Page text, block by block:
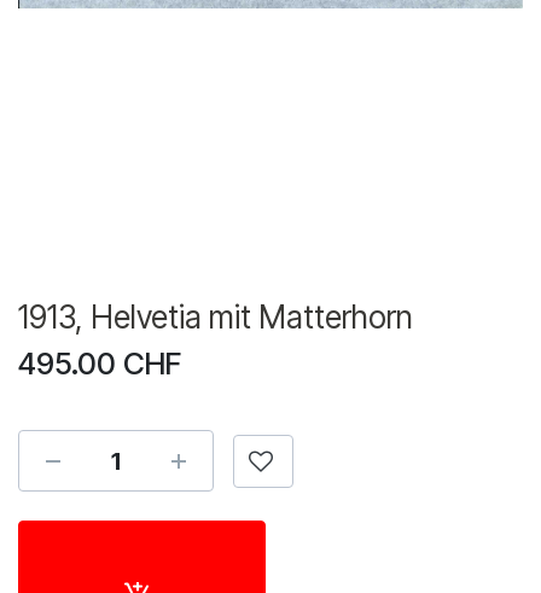
1913, Helvetia mit Matterhorn
495.00 CHF